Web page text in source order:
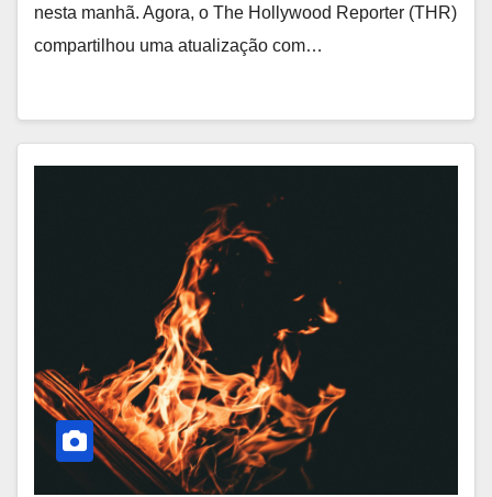
nesta manhã. Agora, o The Hollywood Reporter (THR)
compartilhou uma atualização com…